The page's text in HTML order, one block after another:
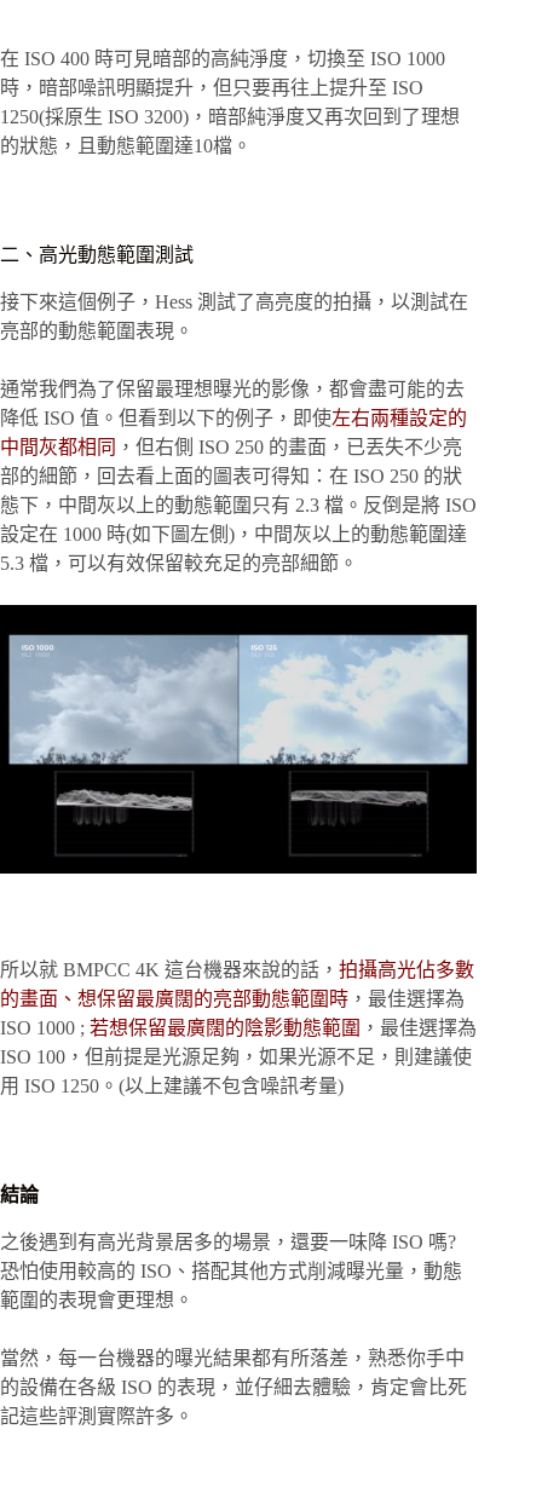
在 ISO 400 時可見暗部的高純淨度，切換至 ISO 1000
時，暗部噪訊明顯提升，但只要再往上提升至 ISO
1250(採原生 ISO 3200)，暗部純淨度又再次回到了理想
的狀態，且動態範圍達10檔。
二、高光動態範圍測試
接下來這個例子，Hess 測試了高亮度的拍攝，以測試在
亮部的動態範圍表現。
通常我們為了保留最理想曝光的影像，都會盡可能的去
降低 ISO 值。但看到以下的例子，即使左右兩種設定的
中間灰都相同 ，但右側 ISO 250 的畫面，已丟失不少亮
部的細節，回去看上面的圖表可得知：在 ISO 250 的狀
態下，中間灰以上的動態範圍只有 2.3 檔。反倒是將 ISO
設定在 1000 時(如下圖左側)，中間灰以上的動態範圍達
5.3 檔，可以有效保留較充足的亮部細節。
所以就 BMPCC 4K 這台機器來說的話， 拍攝高光佔多數
的畫面、想保留最廣闊的亮部動態範圍時 ，最佳選擇為
ISO 1000 ; 若想保留最廣闊的陰影動態範圍 ，最佳選擇為
ISO 100，但前提是光源足夠，如果光源不足，則建議使
用 ISO 1250。(以上建議不包含噪訊考量)
結論
之後遇到有高光背景居多的場景，還要一味降 ISO 嗎?
恐怕使用較高的 ISO、搭配其他方式削減曝光量，動態
範圍的表現會更理想。
當然，每一台機器的曝光結果都有所落差，熟悉你手中
的設備在各級 ISO 的表現，並仔細去體驗，肯定會比死
記這些評測實際許多。